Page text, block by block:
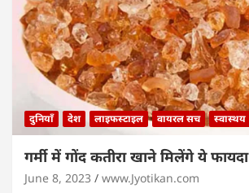
दुनियाँ देश लाइफस्टाइल वायरल सच स्वास्थय
गर्मी में गोंद कतीरा खाने मिलेंगे ये फायदा
June 8, 2023 www.Jyotikan.com